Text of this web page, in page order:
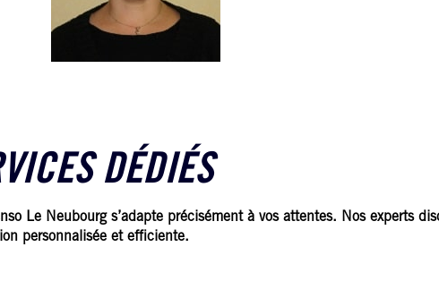
DÉDIÉS
Le Neubourg s’adapte précisément à vos attentes. Nos experts
personnalisée et efficiente.